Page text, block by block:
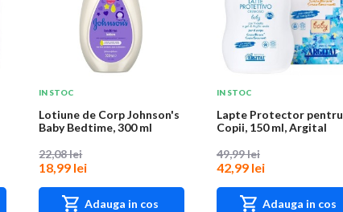
IN STOC
Lotiune de Corp Johnson's
Baby Bedtime, 300 ml
22,08 lei
18,99 lei
Adauga in cos
IN STOC
Lapte Protector pentru
Copii, 150 ml, Argital
49,99 lei
42,99 lei
Adauga in cos